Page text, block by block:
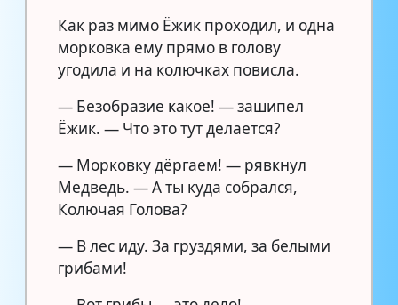
Как раз мимо Ёжик проходил, и одна
морковка ему прямо в голову
угодила и на колючках повисла.
— Безобразие какое! — зашипел
Ёжик. — Что это тут делается?
— Морковку дёргаем! — рявкнул
Медведь. — А ты куда собрался,
Колючая Голова?
— В лес иду. За груздями, за белыми
грибами!